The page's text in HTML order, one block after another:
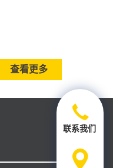
查看更多
联系我们